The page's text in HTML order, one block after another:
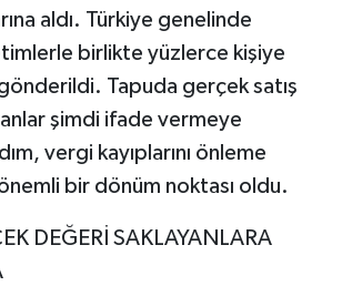
aldı. Türkiye genelinde
birlikte yüzlerce kişiye
Tapuda gerçek satış
şimdi ifade vermeye
vergi kayıplarını önleme
önemli bir dönüm noktası oldu.
DEĞERİ SAKLAYANLARA